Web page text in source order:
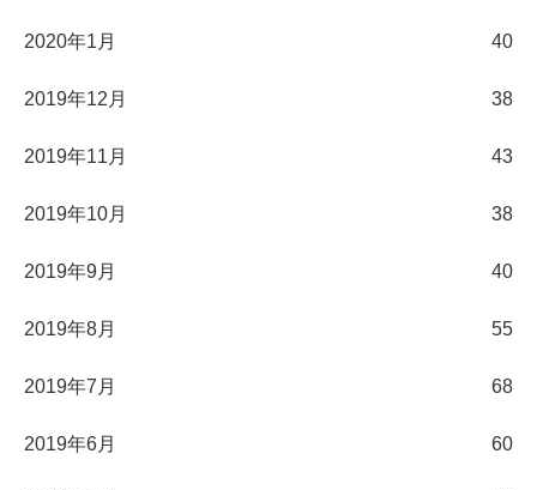
2020年1月 40
2019年12月 38
2019年11月 43
2019年10月 38
2019年9月 40
2019年8月 55
2019年7月 68
2019年6月 60